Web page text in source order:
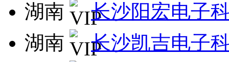
湖南
长沙阳宏电子
湖南
长沙凯吉电子